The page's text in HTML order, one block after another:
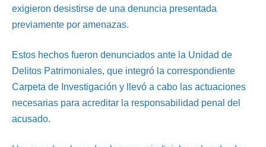
exigieron desistirse de una denuncia presentada
previamente por amenazas.
Estos hechos fueron denunciados ante la Unidad de
Delitos Patrimoniales, que integró la correspondiente
Carpeta de Investigación y llevó a cabo las actuaciones
necesarias para acreditar la responsabilidad penal del
acusado.